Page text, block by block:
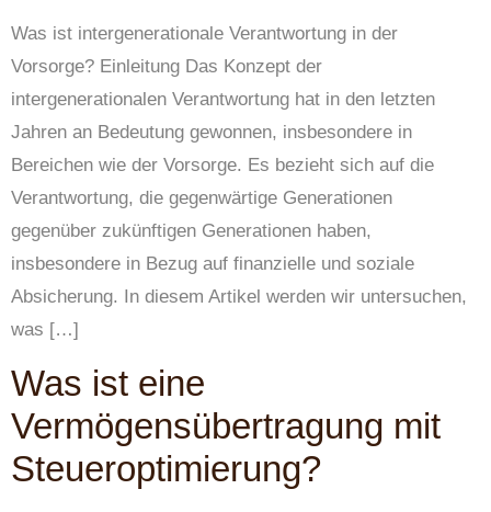
Was ist intergenerationale Verantwortung in der
Vorsorge? Einleitung Das Konzept der
intergenerationalen Verantwortung hat in den letzten
Jahren an Bedeutung gewonnen, insbesondere in
Bereichen wie der Vorsorge. Es bezieht sich auf die
Verantwortung, die gegenwärtige Generationen
gegenüber zukünftigen Generationen haben,
insbesondere in Bezug auf finanzielle und soziale
Absicherung. In diesem Artikel werden wir untersuchen,
was […]
Was ist eine
Vermögensübertragung mit
Steueroptimierung?